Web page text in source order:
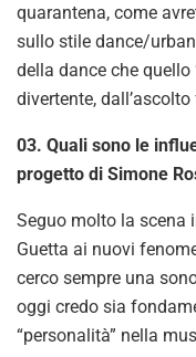
quarantena, come
sullo stile dance/
della dance che quello
divertente,
03. Quali sono le
progetto di Simone
Seguo molto la scena
Guetta ai nuovi
cerco sempre una
oggi credo sia
“personalità” nella